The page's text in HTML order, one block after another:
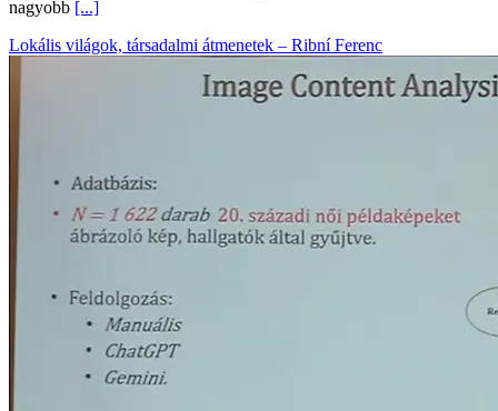
nagyobb [...]
Lokális világok, társadalmi átmenetek – Ribní Ferenc